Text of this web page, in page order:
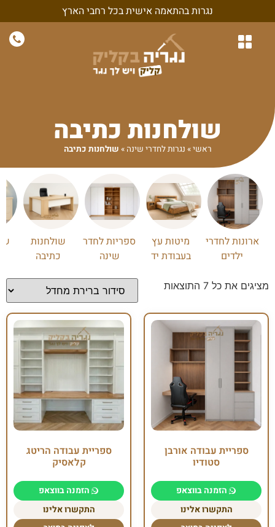
נגרות בהתאמה אישית בכל רחבי הארץ
שולחנות כתיבה
ראשי» נגרות לחדרי שינה » שולחנות כתיבה
ארונות לחדרי
ילדים
מיטות עץ
בעבודת יד
ספריות לחדר
שינה
שולחנות
כתיבה
מציגים את כל ⁦7⁩ התוצאות
ספריית עבודה אורבן
סטודיו
הזמנה בווצאפ
התקשרו אלינו
ספריית עבודה הריטג
קלאסיק
הזמנה בווצאפ
התקשרו אלינו